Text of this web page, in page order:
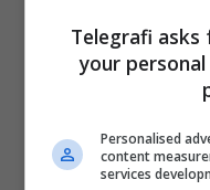
Telegrafi
your
Personalised
content
services